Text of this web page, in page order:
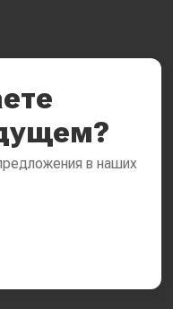
в наших